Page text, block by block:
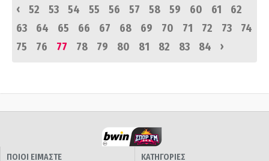
‹
52 53 54 55 56 57 58 59 60 61
62
63
64 65 66 67 68 69 70 71 72 73
74
75
76 77 78 79 80 81 82 83 84 ›
ΠΟΙΟΙ ΕΙΜΑΣΤΕ
ΚΑΤΗΓΟΡΙΕΣ